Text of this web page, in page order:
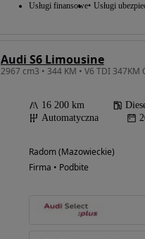
Usługi finansowe Usługi
Audi S6 Limousine
16 200 km
Automatyczna
Radom (Mazowieckie)
Firma • Podbite